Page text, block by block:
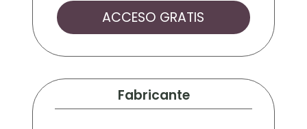
ACCESO GRATIS
Fabricante